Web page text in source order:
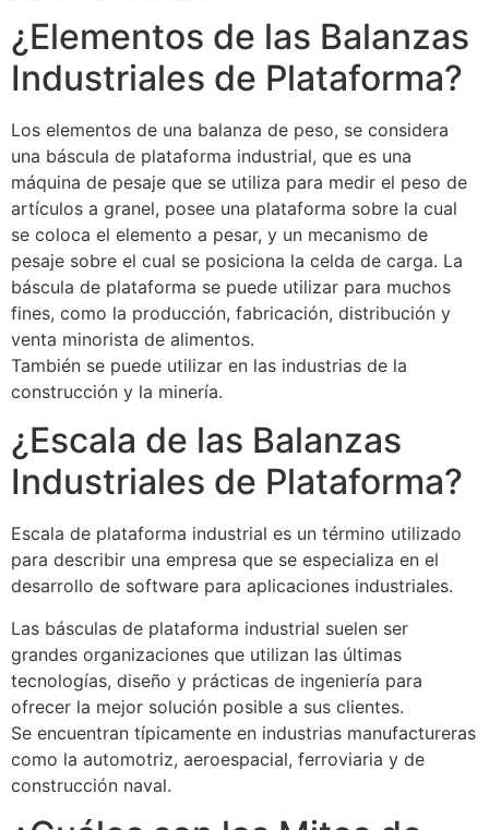
¿Elementos de las Balanzas
Industriales de Plataforma?
Los elementos de una balanza de peso, se considera
una báscula de plataforma industrial, que es una
máquina de pesaje que se utiliza para medir el peso de
artículos a granel, posee una plataforma sobre la cual
se coloca el elemento a pesar, y un mecanismo de
pesaje sobre el cual se posiciona la celda de carga. La
báscula de plataforma se puede utilizar para muchos
fines, como la producción, fabricación, distribución y
venta minorista de alimentos.
También se puede utilizar en las industrias de la
construcción y la minería.
¿Escala de las Balanzas
Industriales de Plataforma?
Escala de plataforma industrial es un término utilizado
para describir una empresa que se especializa en el
desarrollo de software para aplicaciones industriales.
Las básculas de plataforma industrial suelen ser
grandes organizaciones que utilizan las últimas
tecnologías, diseño y prácticas de ingeniería para
ofrecer la mejor solución posible a sus clientes.
Se encuentran típicamente en industrias manufactureras
como la automotriz, aeroespacial, ferroviaria y de
construcción naval.